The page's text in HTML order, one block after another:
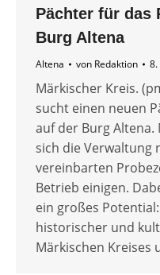
Pächter für das
Burg Altena
Altena von Redaktion 8.
Märkischer Kreis.
sucht einen neuen
auf der Burg
sich die Verwaltung
vereinbarten
Betrieb einigen.
ein großes
historischer und
Märkischen Kreises